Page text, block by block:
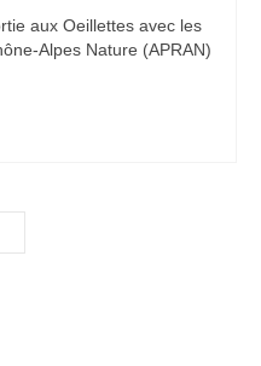
aux Oeillettes avec les
Alpes Nature (APRAN)